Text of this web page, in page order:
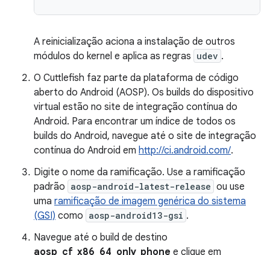
A reinicialização aciona a instalação de outros
módulos do kernel e aplica as regras udev .
O Cuttlefish faz parte da plataforma de código
aberto do Android (AOSP). Os builds do dispositivo
virtual estão no site de integração contínua do
Android. Para encontrar um índice de todos os
builds do Android, navegue até o site de integração
contínua do Android em http://ci.android.com/.
Digite o nome da ramificação. Use a ramificação
padrão aosp-android-latest-release ou use
uma ramificação de imagem genérica do sistema
(GSI) como aosp-android13-gsi .
Navegue até o build de destino
aosp_cf_x86_64_only_phone e clique em